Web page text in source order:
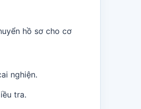
hồ sơ cho cơ
nghiện.
tra.